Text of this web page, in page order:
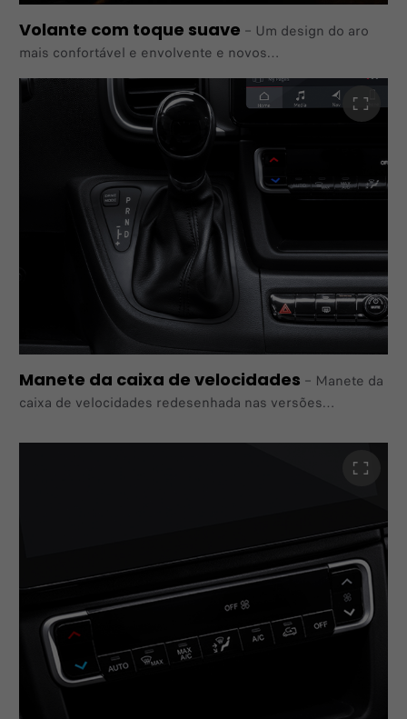
Volante com toque suave – Um design do aro
mais confortável e envolvente e novos
comandos localizados nos raios laterais e atrás deles,
revestidos a couro, com aros decorativos em cromo
acetinado e comandos em preto brilhante.
Manete da caixa de velocidades – Manete da
caixa de velocidades redesenhada nas versões
inferior em couro.